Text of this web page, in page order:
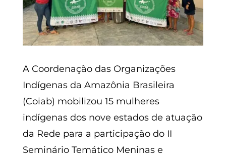
A Coordenação das Organizações
Indígenas da Amazônia Brasileira
(Coiab) mobilizou 15 mulheres
indígenas dos nove estados de atuação
da Rede para a participação do II
Seminário Temático Meninas e